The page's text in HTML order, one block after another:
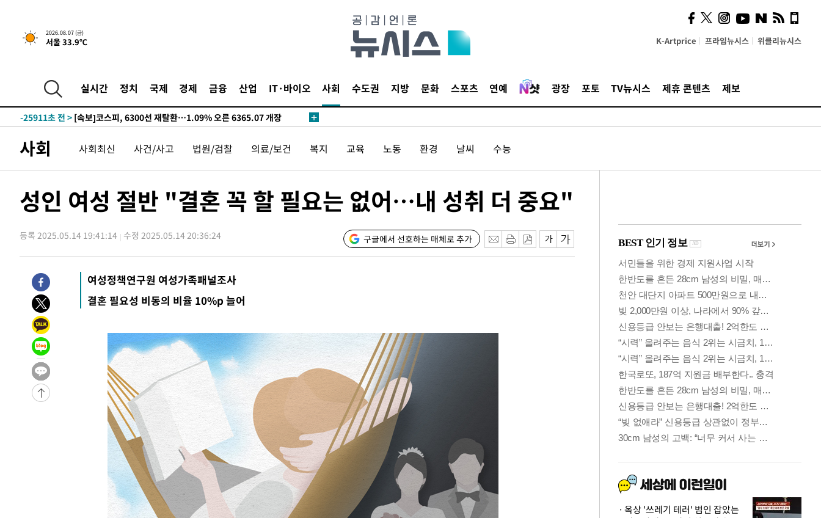
2026.08.07 (금)
서울 33.9℃ K-Artprice 프라임뉴시스 위클리뉴시스
실시간 정치 국제 경제 금융 산업 IT·바이오 사회 수도권 지방 문화 스포츠 연예 광장 포토 TV뉴시스 제휴 콘텐츠 제보
-26525초 전 >[속보]경찰·노동부, HL만도 평택사업장 끼임 사망 관련 압수수색
-26406초 전 >[속보]합수본, '투표율 허위 입력' 중앙·서울·경기도 선관위 등 9곳
-25957초 전 >
[속보]삼성전자·SK하이닉스 동반 강보합…1%대 상승 출발
-25943초 전 >
-25911초 전 > [속보]코스피, 6300선 재탈환…1.09% 오른 6365.07 개장
태
-22374초 전 >
입추에도 극한더위…서울 낮 39도 '폭염중대경보'
-17338초 전 >이란, 호르무즈서 "적국 목표물들"과 대치로 남부 케슘섬에서 두차
발효
-14204초 전 >[속보]트럼프, 美 원정출산 금지 행정명령 서명
-29588초 전 >민주 콩고 에볼라환자 4천명 돌파, 4053명 발생 1850명 사망
-28838초 전 >[속보]'300억원대 사기 혐의' 차가원 대표 구속 송치
-28032초 전 >
"미 전국적 살모네라 식중독 원인은 멕시코산 할라피뇨"-- CDC
-26545초 전 >
[속보]경찰·노동부, HL만도 평택사업장 끼임 사망 관련 압수수색
-26426초 전 >
[속보]합수본, '투표율 허위 입력' 중앙·서울·경기도 선관위 등 9곳
압수수색
-26181초 전 >
-25977초 전 >
[속보]삼성전자·SK하이닉스 동반 강보합…1%대 상승 출발
-25963초 전 >
[속보]코스닥, 5.95포인트(0.74%) 상승한 807.62개장
-25931초 전 >
[속보]코스피, 6300선 재탈환…1.09% 오른 6365.07 개장
-23096초 전 >
시리아 다마스쿠스 교외에서 미니버스 폭발.. 14명 부상, 3명은 중
입추에도 극한더위…서울 낮 39도 '폭염중대경보'
이란, 호르무즈서 "적국 목표물들"과 대치로 남부 케슘섬에서 두차
[속보]美, 폴리실리콘 수입 규제…파생제품 15% 관세, 120일 후
[속보]트럼프, 美 원정출산 금지 행정명령 서명
[속보] 뉴욕증시, 일제 하락 마감…나스닥 0.06%↓
사회 사회최신 사건/사고 법원/검찰 의료/보건 복지 교육 노동 환경 날씨 수능
성인 여성 절반 "결혼 꼭 할 필요는 없어…내 성취 더 중요"
등록 2025.05.14 19:41:14 수정 2025.05.14 20:36:24 구글에서 선호하는 매체로 추가
여성정책연구원 여성가족패널조사
결혼 필요성 비동의 비율 10%p 늘어
시, 스마트폰 액세서리에
NFC 더했다
옥상 '쓰레기 테러' 범인 잡았는